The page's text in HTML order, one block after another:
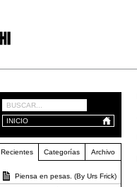
INICIO
Recientes Categorías Archivo
Piensa en pesas. (By Urs Frick)